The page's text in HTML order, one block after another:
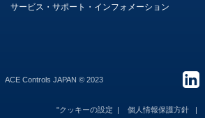
サービス・サポート・インフォメーション
ACE Controls JAPAN © 2023
"クッキーの設定 個人情報保護方針